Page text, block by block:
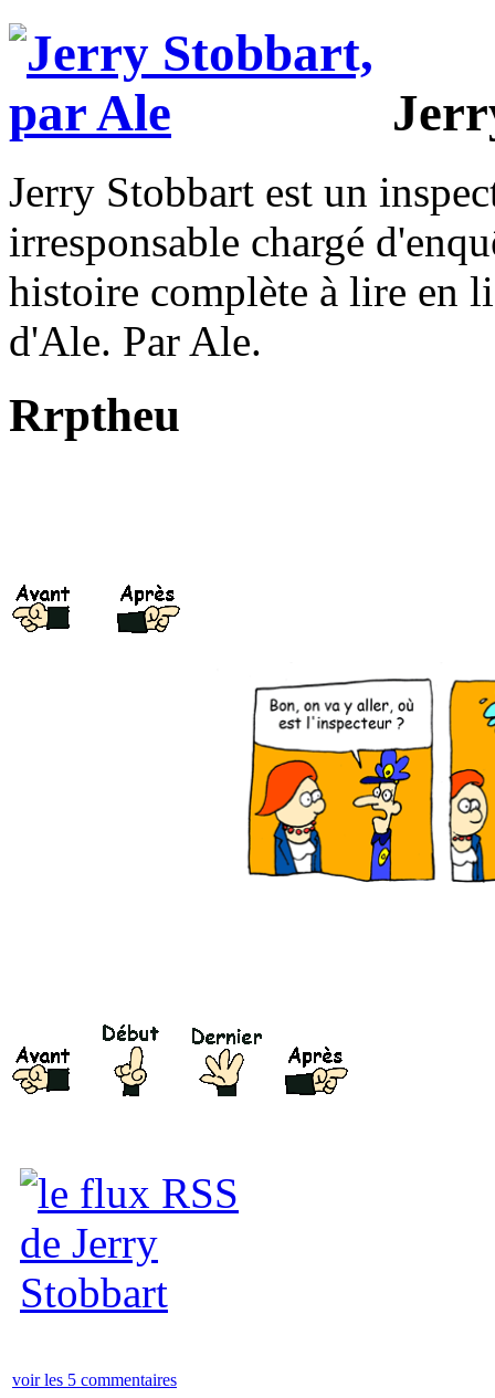
Jerry Stobbart est un
irresponsable chargé
histoire complète à lire en
d'Ale. Par Ale.
Rrptheu
voir les 5 commentaires